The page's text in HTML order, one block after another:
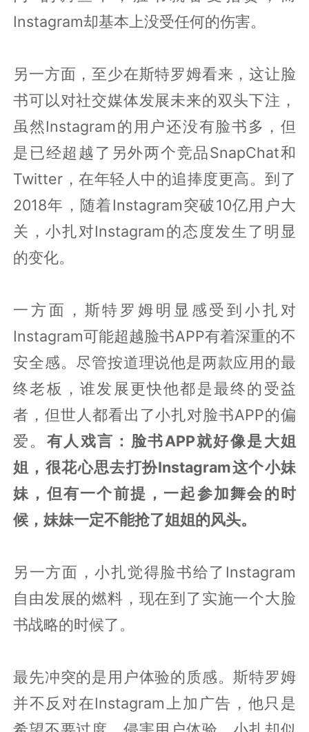
Instagram却基本上没受任何的伤害。
另一方面，至少在斯特罗姆看来，这让脸
书可以对社交媒体发展未来的双头下注，
虽然Instagram的用户还没有脸书多，但
是已经超越了另外两个竞品SnapChat和
Twitter，在年轻人中的追捧度更高。到了
2018年，随着Instagram突破10亿用户大
关，小扎对Instagram的态度发生了明显
的变化。
一方面，斯特罗姆明显感受到小扎对
Instagram可能超越脸书APP有着深重的不
安全感。尽管按道理说他是两款应用的最
终老板，谁发展更快他都是最终的受益
者，但世人都看出了小扎对脸书APP的偏
爱。 有人戏言：脸书APP就好像是大姐
姐，很花心思去打扮Instagram这个小妹
妹，但有一个前提，一起参加舞会的时
候，妹妹一定不能抢了姐姐的风头。
另一方面，小扎觉得脸书给了Instagram
自由发展的燃料，现在到了实施一个大脸
书战略的时候了。
最先冲突的是用户体验的质感。斯特罗姆
并不反对在Instagram上加广告，他只是